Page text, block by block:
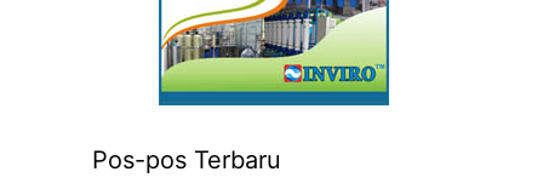
Pos-pos Terbaru